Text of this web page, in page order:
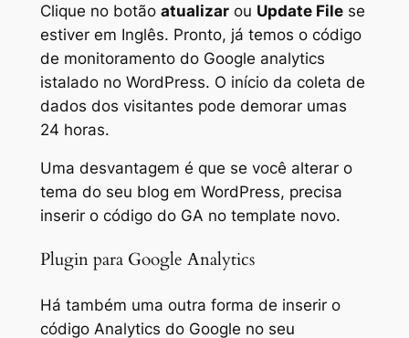
Clique no botão atualizarou Update Filese
estiver em Inglês. Pronto, já temos o código
de monitoramento do Google analytics
istalado no WordPress. O início da coleta de
dados dos visitantes pode demorar umas
24 horas.
Uma desvantagem é que se você alterar o
tema do seu blog em WordPress, precisa
inserir o código do GA no template novo.
Plugin para Google Analytics
Há também uma outra forma de inserir o
código Analytics do Google no seu